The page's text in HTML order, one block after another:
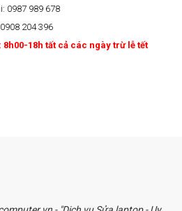
0987 989 678
204 396
8h00-18h tất cả các ngày trừ lễ tết